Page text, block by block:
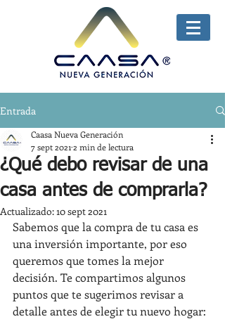
Entrada
¿Qué debo revisar de una
casa antes de comprarla?
Caasa Nueva Generación
7 sept 2021 2 min de lectura
Actualizado:10 sept 2021
Sabemos que la compra de tu casa es
una inversión importante, por eso
queremos que tomes la mejor
decisión. Te compartimos algunos
puntos que te sugerimos revisar a
detalle antes de elegir tu nuevo hogar: